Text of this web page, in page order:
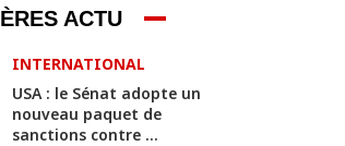
ACTU
INTERNATIONAL
USA : le Sénat adopte un
nouveau paquet de
sanctions contre ...